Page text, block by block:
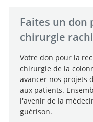
Faites un don
chirurgie
Votre don pour la
chirurgie de la
avancer nos projets
aux patients.
l'avenir de la
guérison.